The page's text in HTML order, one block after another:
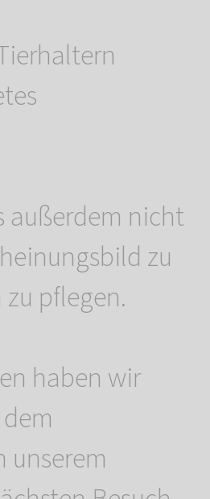
außerdem nicht
zu
pflegen.
haben wir
unserem